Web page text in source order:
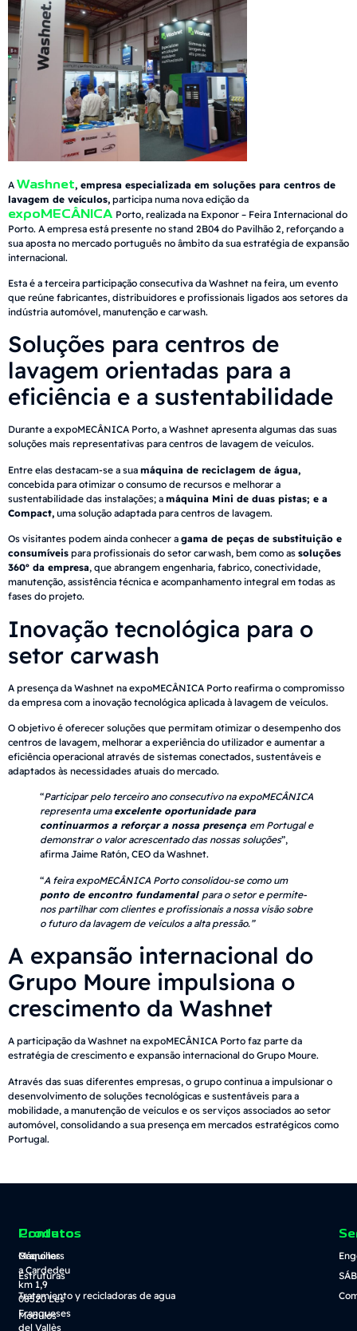
A Washnet, empresa especializada em soluções para centros de
lavagem de veículos, participa numa nova edição da
expoMECÂNICA Porto, realizada na Exponor – Feira Internacional do
Porto. A empresa está presente no stand 2B04 do Pavilhão 2, reforçando a
sua aposta no mercado português no âmbito da sua estratégia de expansão
internacional.
Esta é a terceira participação consecutiva da Washnet na feira, um evento
que reúne fabricantes, distribuidores e profissionais ligados aos setores da
indústria automóvel, manutenção e carwash.
Soluções para centros de
lavagem orientadas para a
eficiência e a sustentabilidade
Durante a expoMECÂNICA Porto, a Washnet apresenta algumas das suas
soluções mais representativas para centros de lavagem de veículos.
Entre elas destacam-se a sua máquina de reciclagem de água,
concebida para otimizar o consumo de recursos e melhorar a
sustentabilidade das instalações; a máquina Mini de duas pistas; e a
Compact, uma solução adaptada para centros de lavagem.
Os visitantes podem ainda conhecer a gama de peças de substituição e
consumíveis para profissionais do setor carwash, bem como as soluções
360º da empresa, que abrangem engenharia, fabrico, conectividade,
manutenção, assistência técnica e acompanhamento integral em todas as
fases do projeto.
Inovação tecnológica para o
setor carwash
A presença da Washnet na expoMECÂNICA Porto reafirma o compromisso
da empresa com a inovação tecnológica aplicada à lavagem de veículos.
O objetivo é oferecer soluções que permitam otimizar o desempenho dos
centros de lavagem, melhorar a experiência do utilizador e aumentar a
eficiência operacional através de sistemas conectados, sustentáveis e
adaptados às necessidades atuais do mercado.
“Participar pelo terceiro ano consecutivo na expoMECÂNICA
representa uma excelente oportunidade para
continuarmos a reforçar a nossa presença em Portugal e
demonstrar o valor acrescentado das nossas soluções”,
afirma Jaime Ratón, CEO da Washnet.
“A feira expoMECÂNICA Porto consolidou-se como um
ponto de encontro fundamental para o setor e permite-
nos partilhar com clientes e profissionais a nossa visão sobre
o futuro da lavagem de veículos a alta pressão.”
A expansão internacional do
Grupo Moure impulsiona o
crescimento da Washnet
A participação da Washnet na expoMECÂNICA Porto faz parte da
estratégia de crescimento e expansão internacional do Grupo Moure.
Através das suas diferentes empresas, o grupo continua a impulsionar o
desenvolvimento de soluções tecnológicas e sustentáveis para a
mobilidade, a manutenção de veículos e os serviços associados ao setor
automóvel, consolidando a sua presença em mercados estratégicos como
Portugal.
Contato
Granollers
a Cardedeu
km 1,9
08520 Les
Franqueses
del Vallès
Produtos
Máquinas
Estruturas
Tratamiento y recicladoras de agua
Módulos
SÁB